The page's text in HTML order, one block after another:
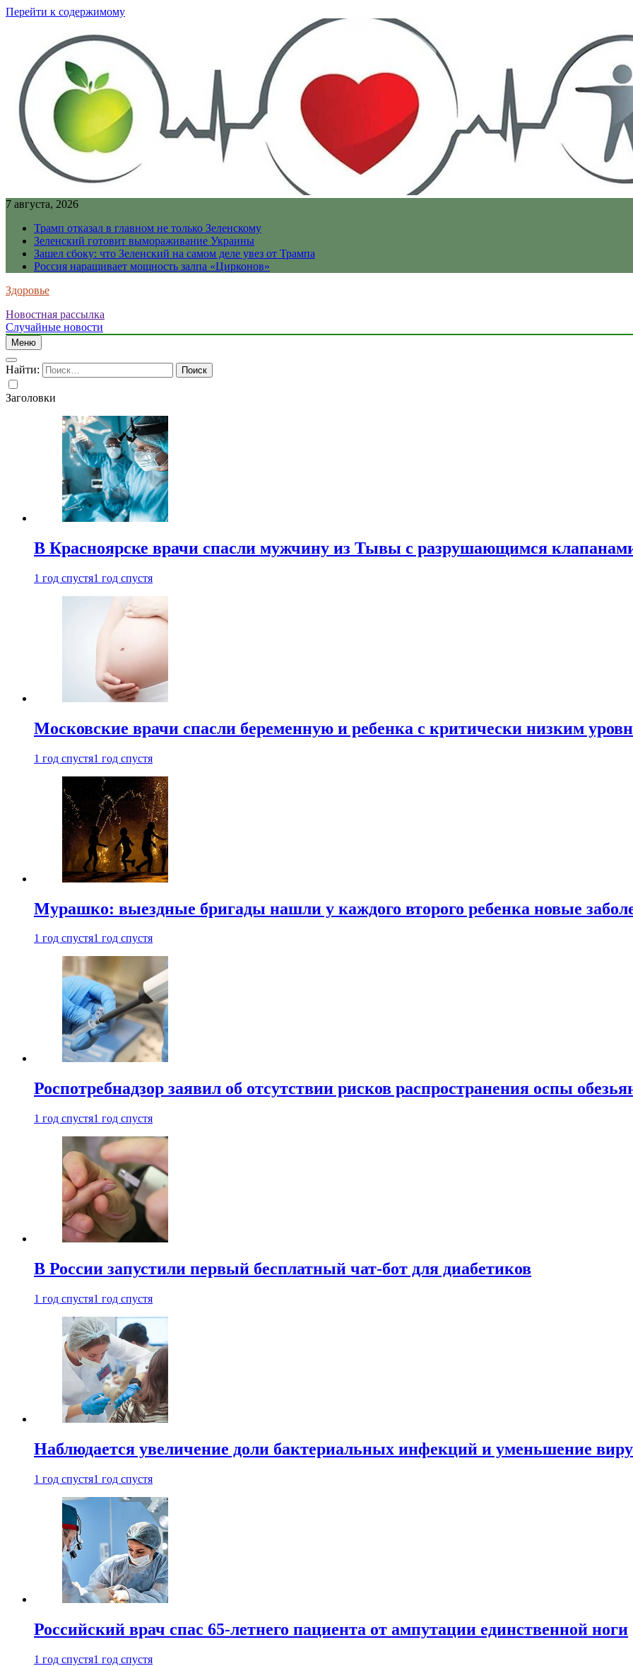
Перейти к содержимому
7 августа, 2026
Трамп отказал в главном не только Зеленскому
Зеленский готовит вымораживание Украины
Зашел сбоку: что Зеленский на самом деле увез от Трампа
Россия наращивает мощность залпа «Цирконов»
Здоровье
Новостная рассылка
Случайные новости
Меню
Найти:
Заголовки
В Красноярске врачи спасли мужчину из Тывы с разрушающимся
1 год спустя1 год спустя
Московские врачи спасли беременную и ребенка с критически низким
1 год спустя1 год спустя
Мурашко: выездные бригады нашли у каждого второго ребенка новые
1 год спустя1 год спустя
Роспотребнадзор заявил об отсутствии рисков распространения оспы
1 год спустя1 год спустя
В России запустили первый бесплатный чат-бот для диабетиков
1 год спустя1 год спустя
Наблюдается увеличение доли бактериальных инфекций и уменьшение
1 год спустя1 год спустя
Российский врач спас 65-летнего пациента от ампутации единственной ноги
1 год спустя1 год спустя